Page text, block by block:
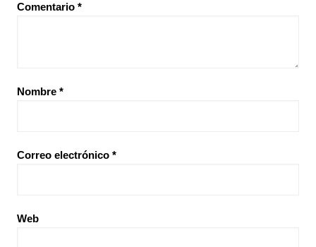
Comentario *
Nombre *
Correo electrónico *
Web